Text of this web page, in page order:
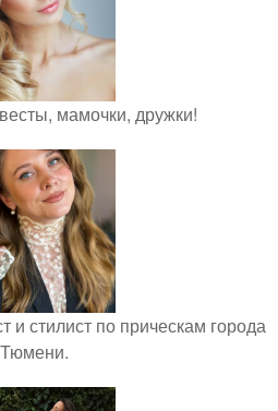
мамочки, дружки!
и стилист по прическам города
Тюмени.